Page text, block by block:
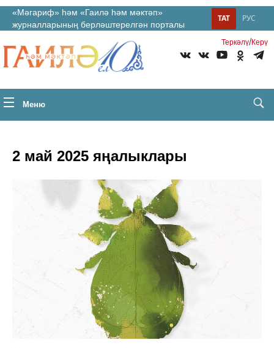
«Мәгариф» һәм «Гаилә һәм мәктәп»
журналларының берләштерелгән порталы
РУС
ТАТ
Теркəлү/Керү
Меню
2 май 2025 яңалыклары